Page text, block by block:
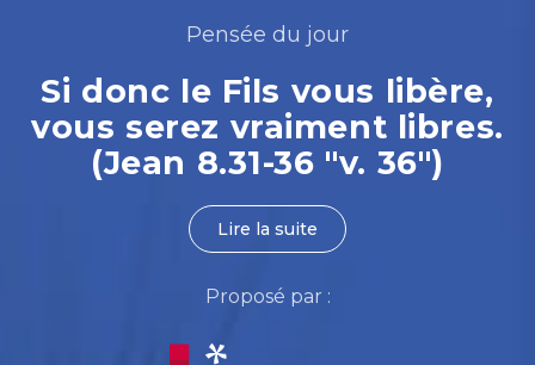
Pensée du jour
Si donc le Fils vous libère,
vous serez vraiment libres.
(Jean 8.31-36 "v. 36")
Lire la suite
Proposé par :